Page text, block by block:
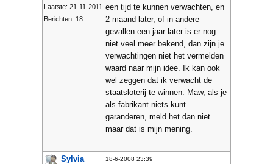
Laatste: 21-11-2011
Berichten: 18
een tijd te kunnen verwachten, en
2 maand later, of in andere
gevallen een jaar later is er nog
niet veel meer bekend, dan zijn je
verwachtingen niet het vermelden
waard naar mijn idee. Ik kan ook
wel zeggen dat ik verwacht de
staatsloterij te winnen. Maw, als je
als fabrikant niets kunt
garanderen, meld het dan niet.
maar dat is mijn mening.
Sylvia 18-6-2008 23:39